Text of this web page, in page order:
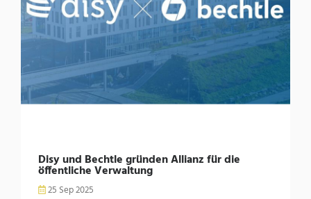
Disy und Bechtle gründen Allianz für die
öffentliche Verwaltung
25 Sep 2025